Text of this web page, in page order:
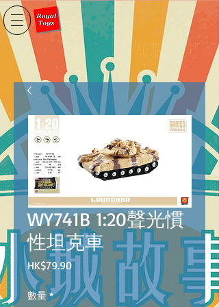
WY741B 1:20聲光慣
性坦克車
HK$79.90價
數量 *